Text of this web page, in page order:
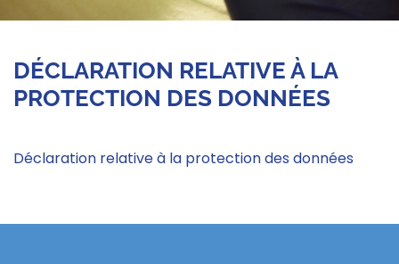
DÉCLARATION RELATIVE À LA
PROTECTION DES DONNÉES
Déclaration relative à la protection des données